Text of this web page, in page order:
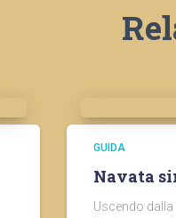
GUIDA
Navata
Uscendo dalla